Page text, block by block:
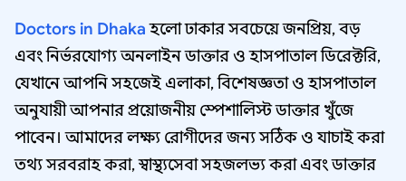
Doctors in Dhakaহলো ঢাকার সবচেয়ে জনপ্রিয়, বড়
এবং নির্ভরযোগ্য অনলাইন ডাক্তার ও হাসপাতাল ডিরেক্টরি,
যেখানে আপনি সহজেই এলাকা, বিশেষজ্ঞতা ও হাসপাতাল
অনুযায়ী আপনার প্রয়োজনীয় স্পেশালিস্ট ডাক্তার খুঁজে
পাবেন। আমাদের লক্ষ্য রোগীদের জন্য সঠিক ও যাচাই করা
তথ্য সরবরাহ করা, স্বাস্থ্যসেবা সহজলভ্য করা এবং ডাক্তার